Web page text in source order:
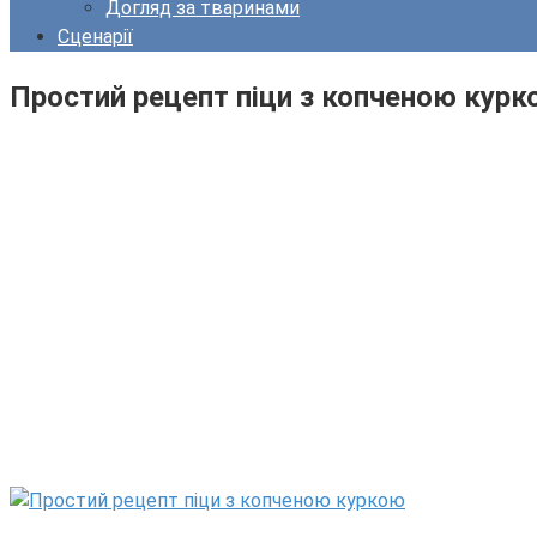
Догляд за тваринами
Сценарії
Простий рецепт піци з копченою